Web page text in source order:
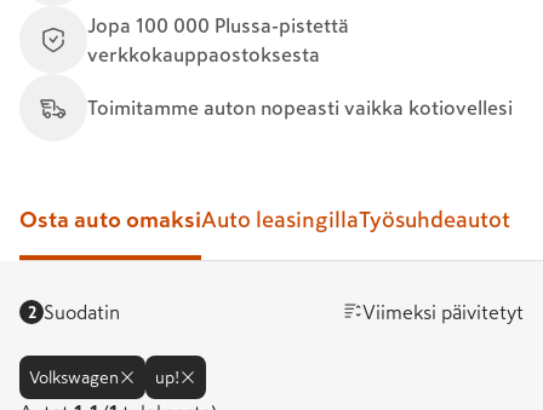
Jopa 100 000 Plussa-pistettä
verkkokauppaostoksesta
Toimitamme auton nopeasti vaikka kotiovellesi
Osta auto omaksiAuto leasingillaTyösuhdeautot
2 Suodatin Viimeksi päivitetyt
Volkswagen up!